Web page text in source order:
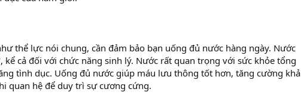
thể lực nói chung, cần đảm bảo bạn uống đủ nước hàng ngày. Nước
cả đối với chức năng sinh lý. Nước rất quan trọng với sức khỏe tổng
tình dục. Uống đủ nước giúp máu lưu thông tốt hơn, tăng cường khả
quan hệ để duy trì sự cương cứng.